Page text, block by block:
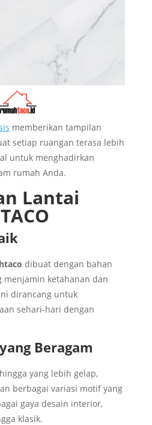
memberikan tampilan
setiap ruangan terasa lebih
untuk menghadirkan
rumah Anda.
Lantai
dibuat dengan bahan
menjamin ketahanan dan
dirancang untuk
sehari-hari dengan
Beragam
yang lebih gelap,
berbagai variasi motif yang
gaya desain interior,
klasik.